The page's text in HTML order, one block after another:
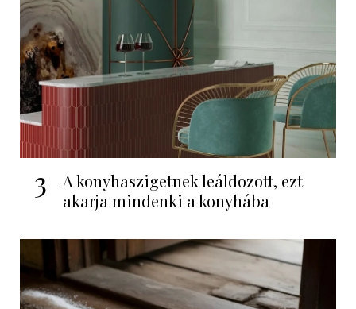
3
A konyhaszigetnek leáldozott, ezt
akarja mindenki a konyhába